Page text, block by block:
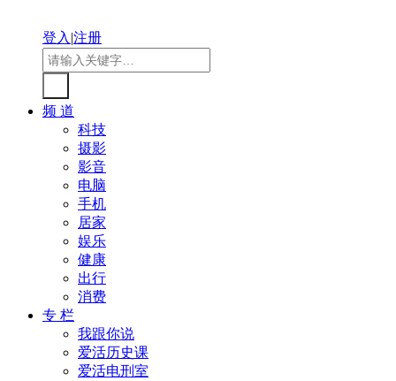
登入|注册
频 道
科技
摄影
影音
电脑
手机
居家
娱乐
健康
出行
消费
专 栏
我跟你说
爱活历史课
爱活电刑室